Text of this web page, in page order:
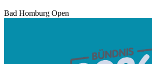
Bad Homburg Open